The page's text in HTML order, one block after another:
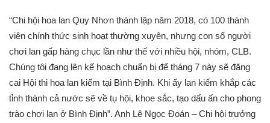
“Chi hội hoa lan Quy Nhơn thành lập năm 2018, có 100 thành
viên chính thức sinh hoạt thường xuyên, nhưng con số người
chơi lan gấp hàng chục lần như thế với nhiều hội, nhóm, CLB.
Chúng tôi đang lên kế hoạch chuẩn bị để tháng 7 này sẽ đăng
cai Hội thi hoa lan kiếm tại Bình Ðịnh. Khi ấy lan kiếm khắp các
tỉnh thành cả nước sẽ về tụ hội, khoe sắc, tạo dấu ấn cho phong
trào chơi lan ở Bình Ðịnh”. Anh Lê Ngọc Đoán – Chi hội trưởng